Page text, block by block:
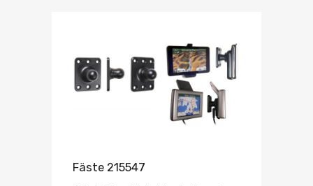
Fäste 215547